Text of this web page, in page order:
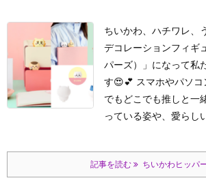
ちいかわ、ハチワレ、
デコレーションフィギ
パーズ）」になって私
す😍💕 スマホやパソ
でもどこでも推しと一
っている姿や、愛らし
記事を読む ちいかわヒッパ